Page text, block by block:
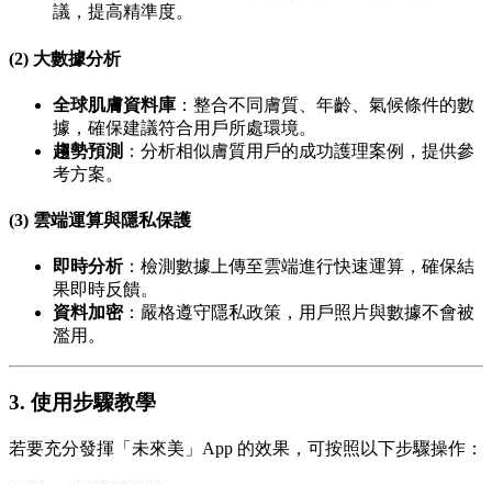
議，提高精準度。
(2) 大數據分析
全球肌膚資料庫 ：整合不同膚質、年齡、氣候條件的數
據，確保建議符合用戶所處環境。
趨勢預測 ：分析相似膚質用戶的成功護理案例，提供參
考方案。
(3) 雲端運算與隱私保護
即時分析：檢測數據上傳至雲端進行快速運算，確保結
果即時反饋。
資料加密：嚴格遵守隱私政策，用戶照片與數據不會被
濫用。
3. 使用步驟教學
若要充分發揮「未來美」App 的效果，可按照以下步驟操作：